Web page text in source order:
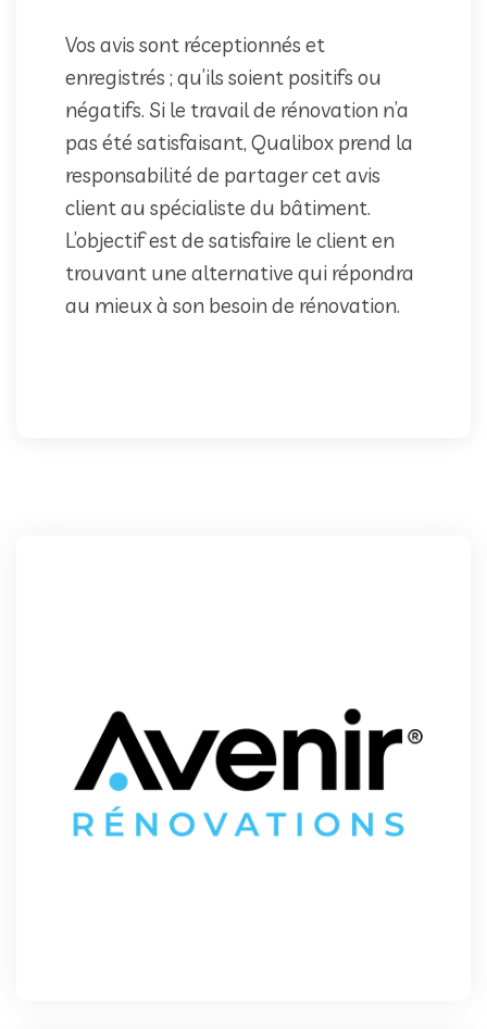
Vos avis sont réceptionnés et
enregistrés ; qu’ils soient positifs ou
négatifs. Si le travail de rénovation n’a
pas été satisfaisant, Qualibox prend la
responsabilité de partager cet avis
client au spécialiste du bâtiment.
L’objectif est de satisfaire le client en
trouvant une alternative qui répondra
au mieux à son besoin de rénovation.